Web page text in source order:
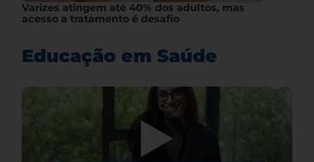
Varizes atingem até 40% dos adultos, mas
acesso a tratamento é desafio
Educação em Saúde